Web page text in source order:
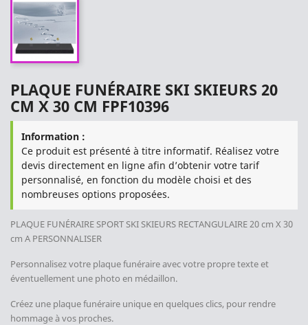
PLAQUE FUNÉRAIRE SKI SKIEURS 20
CM X 30 CM FPF10396
Information :
Ce produit est présenté à titre informatif. Réalisez votre
devis directement en ligne afin d’obtenir votre tarif
personnalisé, en fonction du modèle choisi et des
nombreuses options proposées.
PLAQUE FUNÉRAIRE SPORT SKI SKIEURS RECTANGULAIRE 20 cm X 30
cm A PERSONNALISER
Personnalisez votre plaque funéraire avec votre propre texte et
éventuellement une photo en médaillon.
Créez une plaque funéraire unique en quelques clics, pour rendre
hommage à vos proches.